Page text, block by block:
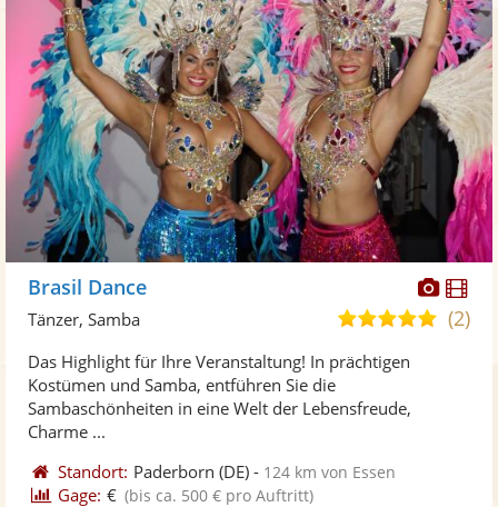
Brasil Dance
5,0(2)
Tänzer, Samba
Das Highlight für Ihre Veranstaltung! In prächtigen
Kostümen und Samba, entführen Sie die
Sambaschönheiten in eine Welt der Lebensfreude,
Charme ...
Standort: Paderborn (DE) - 124 km von Essen
Gage: € (bis ca. 500 € pro Auftritt)